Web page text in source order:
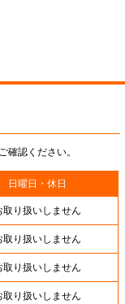
認ください。
日曜日・休日
取り扱いしません
取り扱いしません
取り扱いしません
取り扱いしません